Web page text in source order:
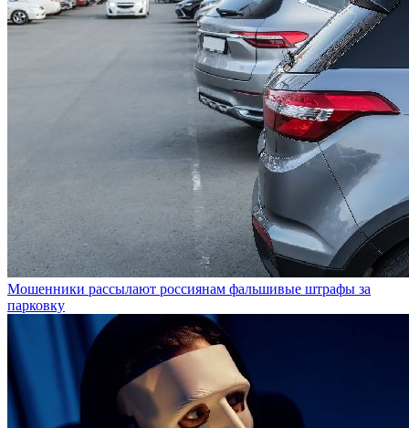
Мошенники рассылают россиянам фальшивые штрафы за
парковку